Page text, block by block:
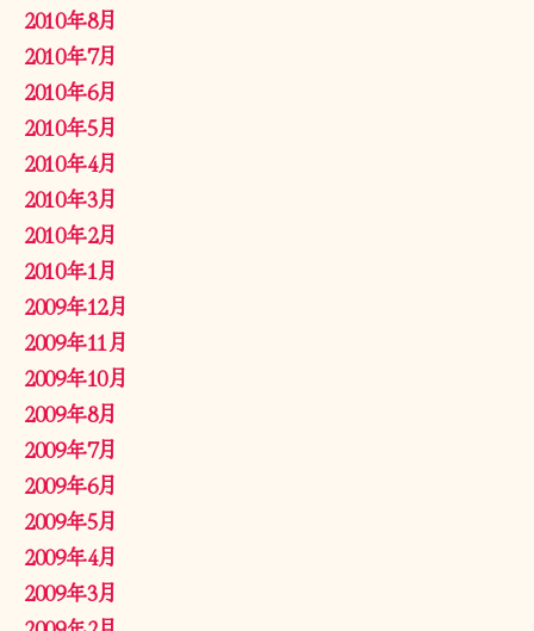
2010年8月
2010年7月
2010年6月
2010年5月
2010年4月
2010年3月
2010年2月
2010年1月
2009年12月
2009年11月
2009年10月
2009年8月
2009年7月
2009年6月
2009年5月
2009年4月
2009年3月